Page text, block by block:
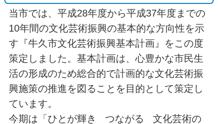
当市では、平成28年度から平成37年度までの
10年間の文化芸術振興の基本的な方向性を示
す『牛久市文化芸術振興基本計画』をこの度
策定しました。基本計画は、心豊かな市民生
活の形成のため総合的で計画的な文化芸術振
興施策の推進を図ることを目的として策定し
ています。
今期は「ひとが輝き つながる 文化芸術の